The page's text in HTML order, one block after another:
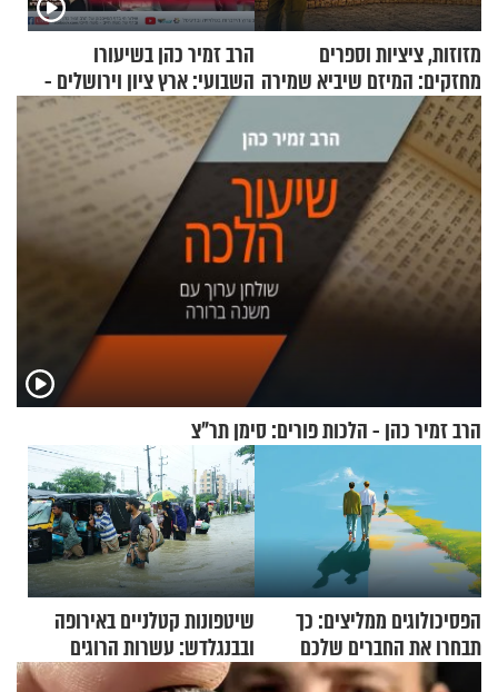
מזוזות, ציציות וספרים
מחזקים: המיזם שיביא שמירה
רוחנית לאלפי חיילי צה"ל
הרב זמיר כהן בשיעורו
השבועי: ארץ ציון וירושלים -
עצמאות תשפ"ה
הרב זמיר כהן - הלכות פורים: סימן תר"צ
הפסיכולוגים ממליצים: כך
תבחרו את החברים שלכם
בחיים
שיטפונות קטלניים באירופה
ובבנגלדש: עשרות הרוגים
ומיליון נפגעים